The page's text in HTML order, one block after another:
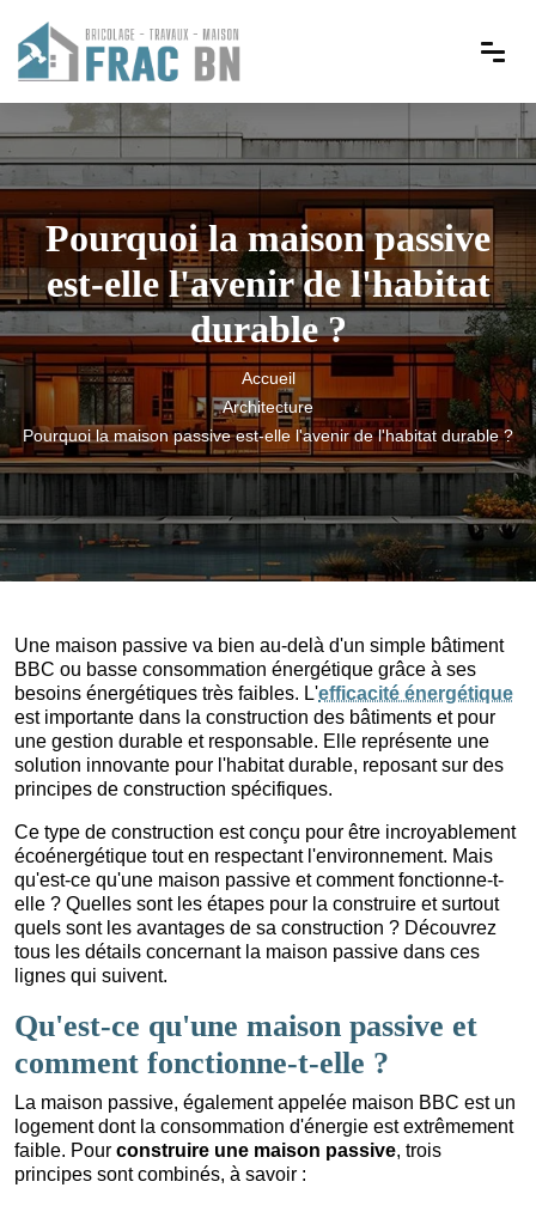
Pourquoi la maison passive
est-elle l'avenir de l'habitat
durable ?
Accueil
Architecture
Pourquoi la maison passive est-elle l'avenir de l'habitat durable ?
Une maison passive va bien au-delà d'un simple bâtiment
BBC ou basse consommation énergétique grâce à ses
besoins énergétiques très faibles. L'efficacité énergétique
est importante dans la construction des bâtiments et pour
une gestion durable et responsable. Elle représente une
solution innovante pour l'habitat durable, reposant sur des
principes de construction spécifiques.
Ce type de construction est conçu pour être incroyablement
écoénergétique tout en respectant l'environnement. Mais
qu'est-ce qu'une maison passive et comment fonctionne-t-
elle ? Quelles sont les étapes pour la construire et surtout
quels sont les avantages de sa construction ? Découvrez
tous les détails concernant la maison passive dans ces
lignes qui suivent.
Qu'est-ce qu'une maison passive et
comment fonctionne-t-elle ?
La maison passive, également appelée maison BBC est un
logement dont la consommation d'énergie est extrêmement
faible. Pour construire une maison passive, trois
principes sont combinés, à savoir :